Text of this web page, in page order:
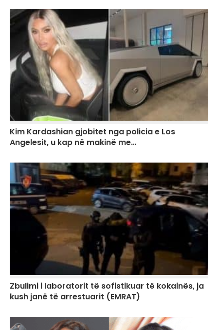
Kim Kardashian gjobitet nga policia e Los
Angelesit, u kap në makinë me…
Zbulimi i laboratorit të sofistikuar të kokainës, ja
kush janë të arrestuarit (EMRAT)